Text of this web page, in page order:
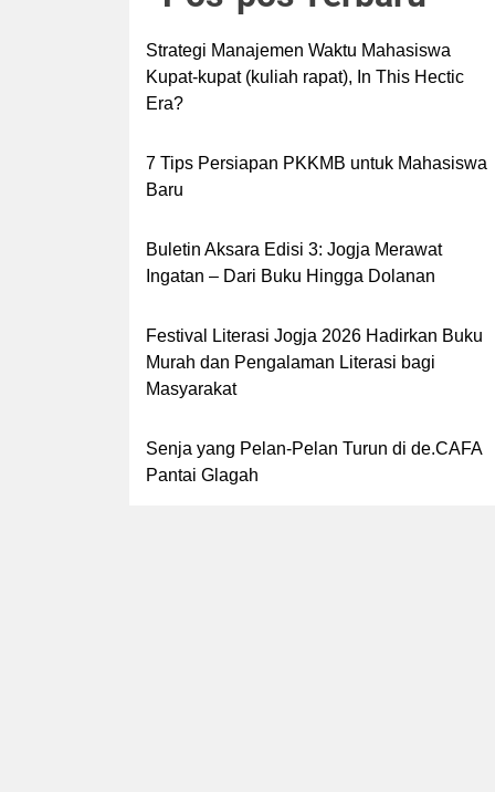
Strategi Manajemen Waktu Mahasiswa
Kupat-kupat (kuliah rapat), In This Hectic
Era?
7 Tips Persiapan PKKMB untuk Mahasiswa
Baru
Buletin Aksara Edisi 3: Jogja Merawat
Ingatan – Dari Buku Hingga Dolanan
Festival Literasi Jogja 2026 Hadirkan Buku
Murah dan Pengalaman Literasi bagi
Masyarakat
Senja yang Pelan-Pelan Turun di de.CAFA
Pantai Glagah